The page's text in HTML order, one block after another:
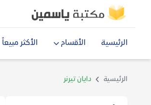
الرئيسية الأقسام الأكثر مبيعاً
الرئيسية دايان تيرنر